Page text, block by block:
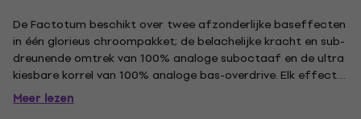
De Factotum beschikt over twee afzonderlijke baseffecten
in één glorieus chroompakket; de belachelijke kracht en sub-
dreunende omtrek van 100% analoge suboctaaf en de ultra
kiesbare korrel van 100% analoge bas-overdrive. Elk effect
kan afzonderlijk of tegelijkertijd worden gebruikt - ze
hebben elk hun eigen True Bypass-stompschakelaar. Kies zo...
Meer lezen